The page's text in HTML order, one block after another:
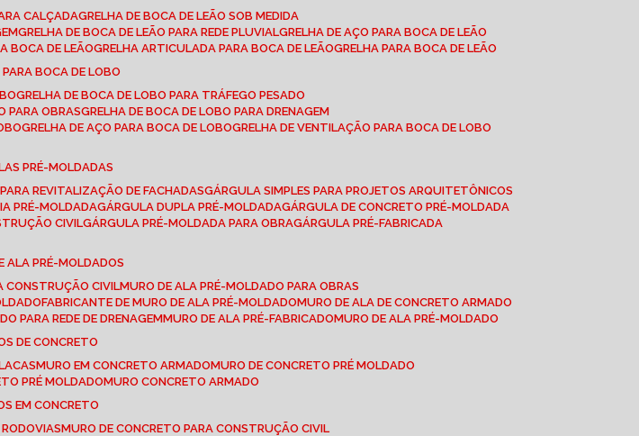
CALÇADA
GRELHA DE BOCA DE LEÃO SOB MEDIDA
GRELHA DE BOCA DE LEÃO PARA REDE PLUVIAL
GRELHA DE AÇO PARA BOCA DE LEÃO
BOCA DE LEÃO GRELHA ARTICULADA PARA BOCA DE LEÃO
GRELHA PARA BOCA DE LEÃO
PARA BOCA DE LOBO
GRELHA DE BOCA DE LOBO PARA TRÁFEGO PESADO
PARA OBRAS
GRELHA DE BOCA DE LOBO PARA DRENAGEM
GRELHA DE AÇO PARA BOCA DE LOBO
GRELHA DE VENTILAÇÃO PARA BOCA DE LOBO
PRÉ-MOLDADAS
PARA REVITALIZAÇÃO DE FACHADAS
GÁRGULA SIMPLES PARA PROJETOS ARQUITETÔNICOS
PRÉ-MOLDADA GÁRGULA DUPLA PRÉ-MOLDADA
GÁRGULA DE CONCRETO PRÉ-MOLDADA
CIVIL GÁRGULA PRÉ-MOLDADA PARA OBRA
GÁRGULA PRÉ-FABRICADA
ALA PRÉ-MOLDADOS
CONSTRUÇÃO CIVIL
MURO DE ALA PRÉ-MOLDADO PARA OBRAS
FABRICANTE DE MURO DE ALA PRÉ-MOLDADO
MURO DE ALA DE CONCRETO ARMADO
PARA REDE DE DRENAGEM MURO DE ALA PRÉ-FABRICADO
MURO DE ALA PRÉ-MOLDADO
DE CONCRETO
MURO EM CONCRETO ARMADO
MURO DE CONCRETO PRÉ MOLDADO
PRÉ MOLDADO
MURO CONCRETO ARMADO
EM CONCRETO
RODOVIAS
MURO DE CONCRETO PARA CONSTRUÇÃO CIVIL